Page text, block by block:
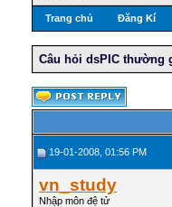
Trang chủ Đăng Kí
Câu hỏi dsPIC thường
19-01-2008, 01:56 PM
vn_study
Nhập môn đệ tử